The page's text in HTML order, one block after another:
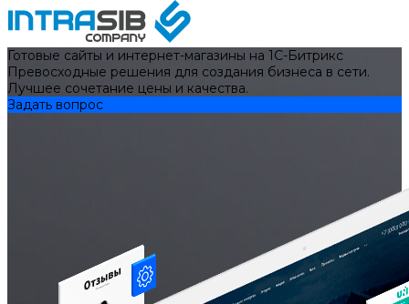
Готовые сайты и интернет-магазины на 1С-Битрикс
Превосходные решения для создания бизнеса в сети.
Лучшее сочетание цены и качества.
Задать вопрос